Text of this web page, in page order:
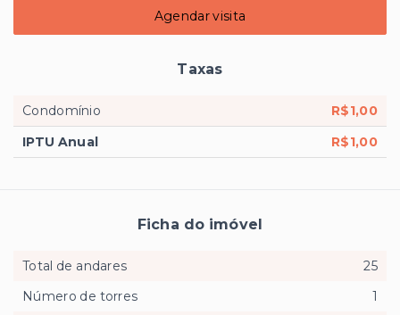
Agendar visita
Taxas
Condomínio
R$1,00
IPTU Anual
R$1,00
Ficha do imóvel
Total de andares
25
Número de torres
1